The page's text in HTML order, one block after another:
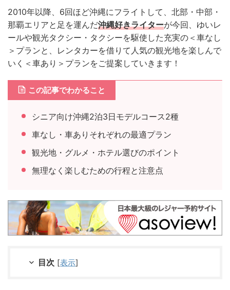
2010年以降、6回ほど沖縄にフライトして、北部・中部・
那覇エリアと足を運んだ沖縄好きライターが今回、ゆいレ
ールや観光タクシー・タクシーを駆使した充実の＜車なし
＞プランと、レンタカーを借りて人気の観光地を楽しんで
いく＜車あり＞プランをご提案していきます！
この記事でわかること
シニア向け沖縄2泊3日モデルコース2種
車なし・車ありそれぞれの最適プラン
観光地・グルメ・ホテル選びのポイント
無理なく楽しむための行程と注意点
目次 [表示]